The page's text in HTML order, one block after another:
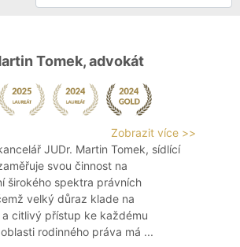
Tomek, advokát
Zobrazit více >>
JUDr. Martin Tomek, sídlící
svou činnost na
širokého spektra právních
velký důraz klade na
a citlivý přístup ke každému
rodinného práva má ...